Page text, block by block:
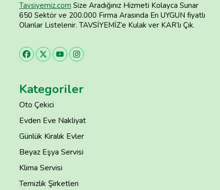
Tavsiyemiz.com Size Aradığınız Hizmeti Kolayca Sunar
650 Sektör ve 200.000 Firma Arasında En UYGUN fiyatlı
Olanlar Listelenir. TAVSİYEMİZ’e Kulak ver KAR’lı Çık.
Kategoriler
Oto Çekici
Evden Eve Nakliyat
Günlük Kiralık Evler
Beyaz Eşya Servisi
Klima Servisi
Temizlik Şirketleri